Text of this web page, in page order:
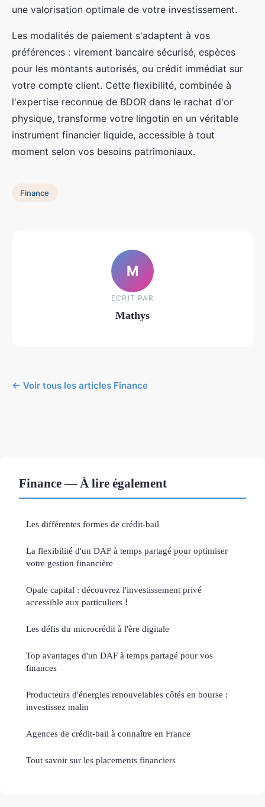
une valorisation optimale de votre investissement.
Les modalités de paiement s'adaptent à vos
préférences : virement bancaire sécurisé, espèces
pour les montants autorisés, ou crédit immédiat sur
votre compte client. Cette flexibilité, combinée à
l'expertise reconnue de BDOR dans le rachat d'or
physique, transforme votre lingotin en un véritable
instrument financier liquide, accessible à tout
moment selon vos besoins patrimoniaux.
Finance
M
ECRIT PAR
Mathys
← Voir tous les articles Finance
Finance — À lire également
Les différentes formes de crédit-bail
La flexibilité d'un DAF à temps partagé pour optimiser
votre gestion financière
Opale capital : découvrez l'investissement privé
accessible aux particuliers !
Les défis du microcrédit à l'ère digitale
Top avantages d'un DAF à temps partagé pour vos
finances
Producteurs d'énergies renouvelables côtés en bourse :
investissez malin
Agences de crédit-bail à connaître en France
Tout savoir sur les placements financiers